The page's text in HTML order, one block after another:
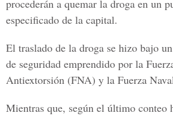
procederán a quemar la droga en un
especificado de la capital.
El traslado de la droga se hizo bajo
de seguridad emprendido por la
Antiextorsión (FNA) y la Fuerza
Mientras que, según el último conteo